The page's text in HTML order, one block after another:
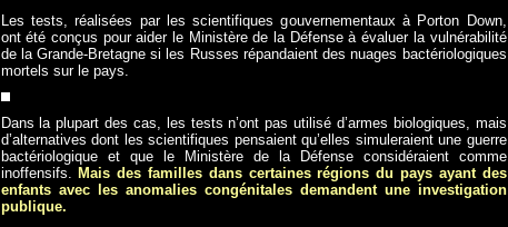
Les tests, réalisées par les scientifiques gouvernementaux à Porton Down,
ont été conçus pour aider le Ministère de la Défense à évaluer la vulnérabilité
de la Grande-Bretagne si les Russes répandaient des nuages bactériologiques
mortels sur le pays.
Dans la plupart des cas, les tests n’ont pas utilisé d’armes biologiques, mais
d’alternatives dont les scientifiques pensaient qu’elles simuleraient une guerre
bactériologique et que le Ministère de la Défense considéraient comme
inoffensifs. Mais des familles dans certaines régions du pays ayant des
enfants avec les anomalies congénitales demandent une investigation
publique.